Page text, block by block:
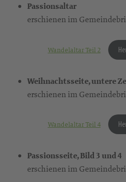
Passionsaltar
erschienen im
Wandelaltar Teil 2
Weihnachtsseite, untere
erschienen im
Wandelaltar Teil 4
Passionsseite, Bild 3 und 4
erschienen im